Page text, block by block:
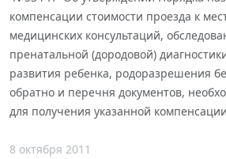
компенсации стоимости проезда к
медицинских консультаций,
пренатальной (дородовой)
развития ребенка, родоразрешения
обратно и перечня документов,
для получения указанной
8 октября 2011